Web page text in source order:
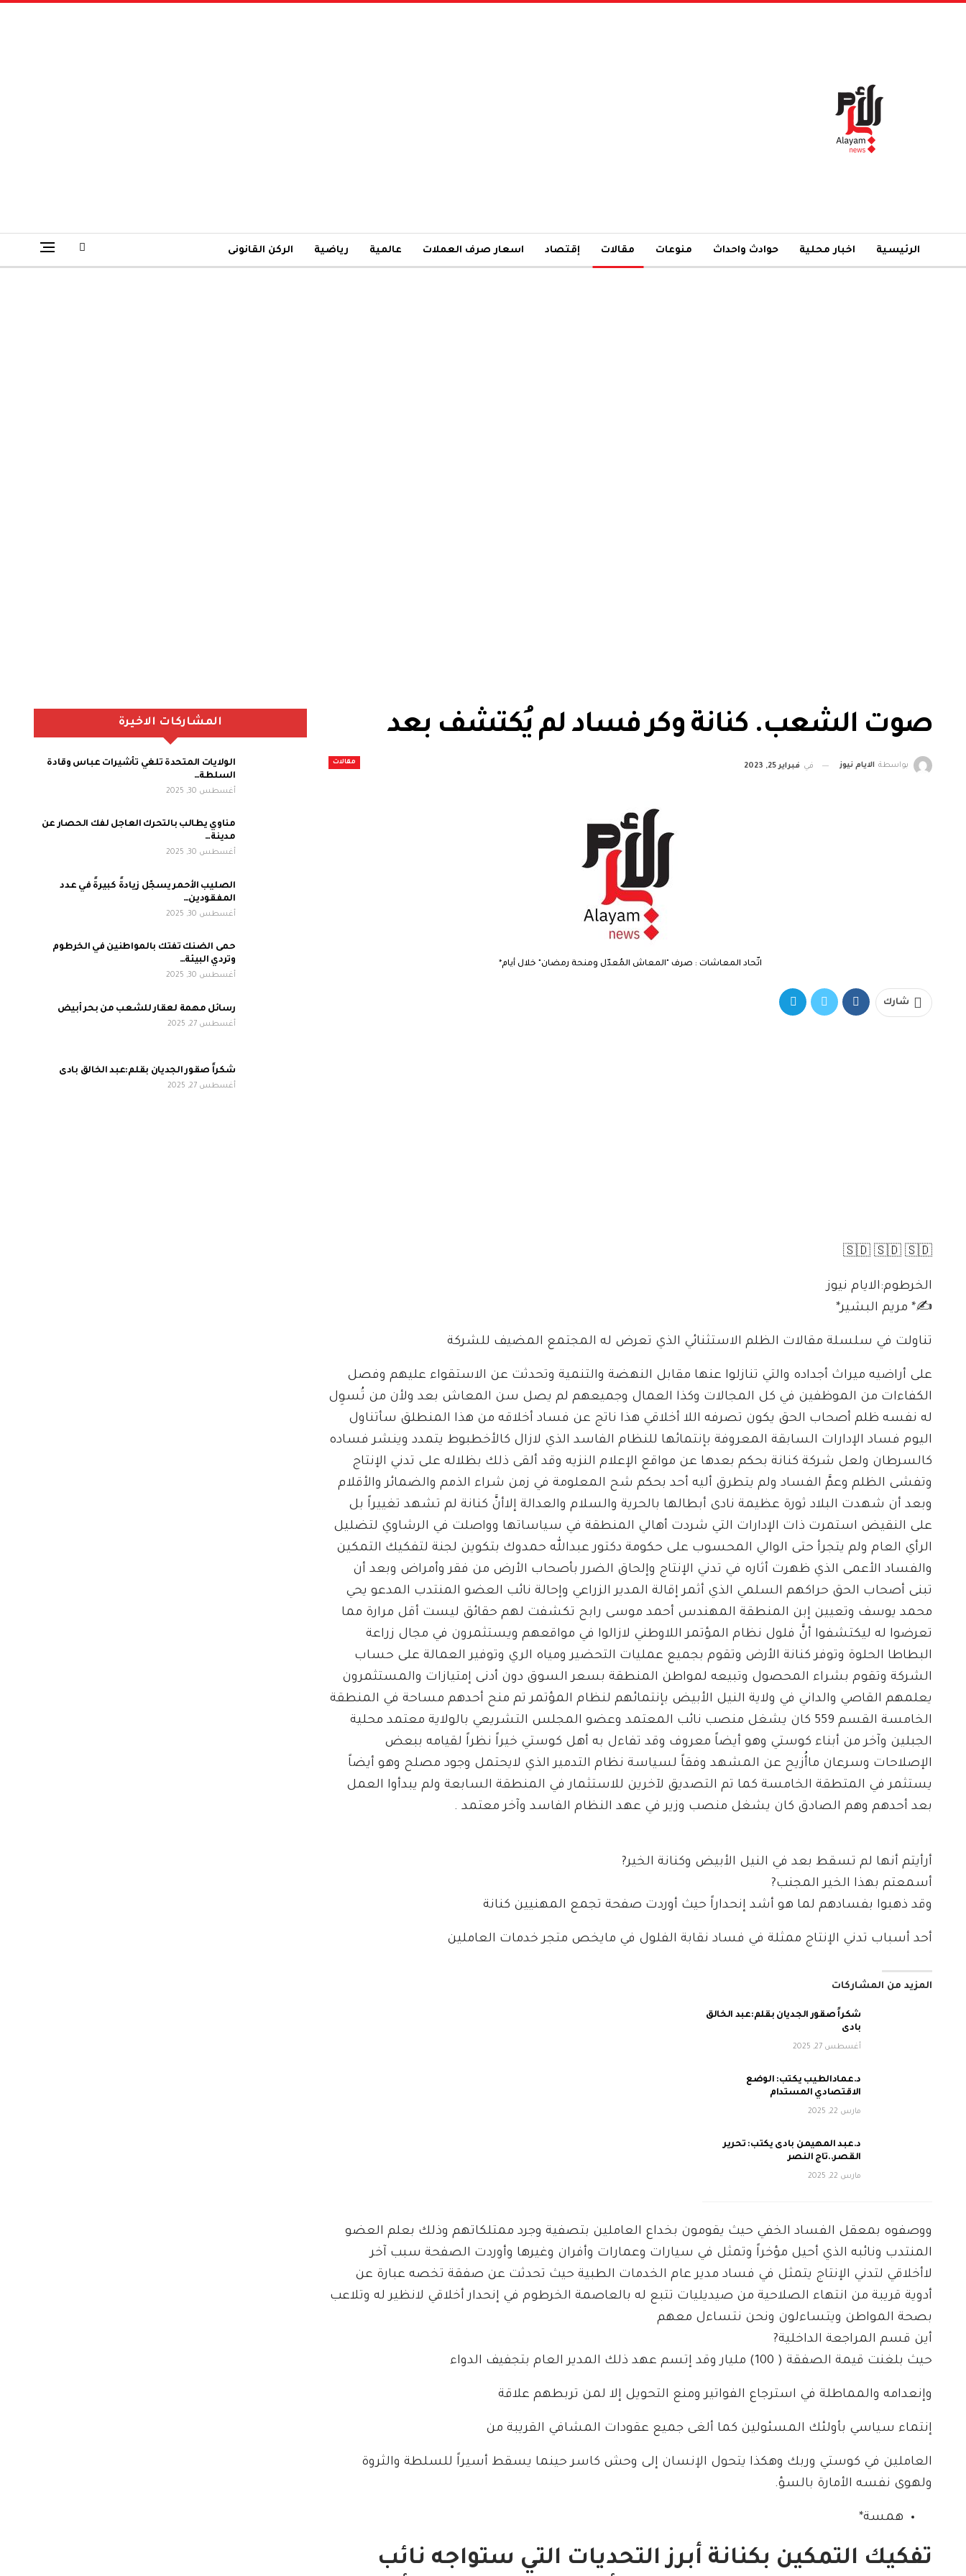
الرئيسية اخبار محلية حوادث واحداث منوعات مقالات إقتصاد اسعار صرف العملات عالمية رياضية الركن القانونى
صوت الشعب. كنانة وكر فساد لم يُكتشف بعد
مقالات بواسطة الايام نيوز في فبراير 25, 2023
اتّحاد المعاشات : صرف "المعاش المُعدّل ومنحة رمضان" خلال أيام*
شارك
🇸🇩 🇸🇩 🇸🇩
الخرطوم:الايام نيوز
✍️* مريم البشير*
تناولت في سلسلة مقالات الظلم الاستثنائي الذي تعرض له المجتمع المضيف للشركة
على أراضيه ميراث أجداده والتي تنازلوا عنها مقابل النهضة والتنمية وتحدثت عن الاستقواء عليهم وفصل
الكفاءات من الموظفين في كل المجالات وكذا العمال وجميعهم لم يصل سن المعاش بعد ولأن من تُسوِل
له نفسه ظلم أصحاب الحق يكون تصرفه اللا أخلاقي هذا ناتج عن فساد أخلاقه من هذا المنطلق سأتناول
اليوم فساد الإدارات السابقة المعروفة بإنتمائها للنظام الفاسد الذي لازال كالأخطبوط يتمدد وينشر فساده
كالسرطان ولعل شركة كنانة بحكم بعدها عن مواقع الإعلام النزيه وقد ألقى ذلك بظلاله على تدني الإنتاج
وتفشى الظلم وعمَّ الفساد ولم يتطرق أليه أحد بحكم شح المعلومة في زمن شراء الذمم والضمائر والأقلام
وبعد أن شهدت البلاد ثورة عظيمة نادى أبطالها بالحرية والسلام والعدالة إلاأنَّ كنانة لم تشهد تغييراً بل
على النقيض استمرت ذات الإدارات التي شردت أهالي المنطقة في سياساتها وواصلت في الرشاوي لتضليل
الرأي العام ولم يتجرأ حتى الوالي المحسوب على حكومة دكتور عبدالله حمدوك بتكوين لجنة لتفكيك التمكين
والفساد الأعمى الذي ظهرت أثاره في تدني الإنتاج وإلحاق الضرر بأصحاب الأرض من فقر وأمراض وبعد أن
تبنى أصحاب الحق حراكهم السلمي الذي أثمر إقالة المدير الزراعي وإحالة نائب العضو المنتدب المدعو يحي
محمد يوسف وتعيين إبن المنطقة المهندس أحمد موسى رابح تكشفت لهم حقائق ليست أقل مرارة مما
تعرضوا له ليكتشفوا أنَّ فلول نظام المؤتمر اللاوطني لازالوا في مواقعهم ويستثمرون في مجال زراعة
البطاطا الحلوة وتوفر كنانة الأرض وتقوم بجميع عمليات التحضير ومياه الري وتوفير العمالة على حساب
الشركة وتقوم بشراء المحصول وتبيعه لمواطن المنطقة بسعر السوق دون أدنى إمتيازات والمستثمرون
يعلمهم القاصي والداني في ولاية النيل الأبيض بإنتمائهم لنظام المؤتمر تم منح أحدهم مساحة في المنطقة
الخامسة القسم 559 كان يشغل منصب نائب المعتمد وعضو المجلس التشريعي بالولاية معتمد محلية
الجبلين وآخر من أبناء كوستي وهو أيضاً معروف وقد تفاءل به أهل كوستي خيراً نظراً لقيامه ببعض
الإصلاحات وسرعان ماأُزيح عن المشهد وفقاً لسياسة نظام التدمير الذي لايحتمل وجود مصلح وهو أيضاً
يستثمر في المتطقة الخامسة كما تم التصديق لآخرين للاستثمار في المنطقة السابعة ولم يبدأوا العمل
بعد أحدهم وهم الصادق كان يشغل منصب وزير في عهد النظام الفاسد وآخر معتمد .
أرأيتم أنها لم تسقط بعد في النيل الأبيض وكنانة الخير?
أسمعتم بهذا الخير المجنب?
وقد ذهبوا بفسادهم لما هو أشد إنحداراً حيث أوردت صفحة تجمع المهنيين كنانة
أحد أسباب تدني الإنتاج ممثلة في فساد نقابة الفلول في مايخص متجر خدمات العاملين
المزيد من المشاركات
شكراً صقور الجديان بقلم:عبد الخالق
بادى
أغسطس 27, 2025
د.عمادالطيب يكتب: الوضع
الاقتصادي المستدام
مارس 22, 2025
د.عبد المهيمن بادى يكتب: تحرير
القصر..تاج النصر
مارس 22, 2025
ووصفوه بمعقل الفساد الخفي حيث يقومون بخداع العاملين بتصفية وجرد ممتلكاتهم وذلك بعلم العضو
المنتدب ونائبه الذي أحيل مؤخراً وتمثل في سيارات وعمارات وأفران وغيرها وأوردت الصفحة سبب آخر
لاأخلاقي لتدني الإنتاج يتمثل في فساد مدير عام الخدمات الطبية حيث تحدثت عن صفقة تخصه عبارة عن
أدوية قريبة من انتهاء الصلاحية من صيديليات تتبع له بالعاصمة الخرطوم في إنحدار أخلاقي لانظير له وتلاعب
بصحة المواطن ويتساءلون ونحن نتساءل معهم
أين قسم المراجعة الداخلية?
حيث بلغنت قيمة الصفقة ( 100) مليار وقد إتسم عهد ذلك المدير العام بتجفيف الدواء
وإنعدامه والمماطلة في استرجاع الفواتير ومنع التحويل إلا لمن تربطهم علاقة
إنتماء سياسي بأولئك المسئولين كما ألغى جميع عقودات المشافي القريبة من
العاملين في كوستي وربك وهكذا يتحول الإنسان إلى وحش كاسر حينما يسقط أسيراً للسلطة والثروة
ولهوى نفسه الأمارة بالسؤ.
همسة*
تفكيك التمكين بكنانة أبرز التحديات التي ستواجه نائب
المشاركات الاخيرة
الولايات المتحدة تلغي تأشيرات عباس وقادة
السلطة…
أغسطس 30, 2025
مناوي يطالب بالتحرك العاجل لفك الحصار عن
مدينة…
أغسطس 30, 2025
الصليب الأحمر يسجّل زيادةً كبيرةً في عدد
المفقودين…
أغسطس 30, 2025
حمى الضنك تفتك بالمواطنين في الخرطوم
وتردي البيئة…
أغسطس 30, 2025
رسائل مهمة لعقار للشعب من بحر أبيض
أغسطس 27, 2025
شكراً صقور الجديان بقلم:عبد الخالق بادى
أغسطس 27, 2025